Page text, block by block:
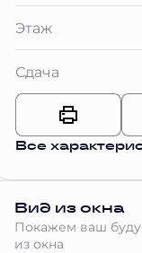
Этаж
Сдача
Все
Вид из окна
Покажем ваш
из окна